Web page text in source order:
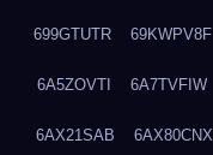
699GTUTR 69KWPV8F
6A5ZOVTI 6A7TVFIW
6AX21SAB 6AX80CNX